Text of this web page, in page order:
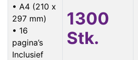
• A4 (210 x
297 mm)
• 16
pagina’s
Inclusief
1300
Stk.